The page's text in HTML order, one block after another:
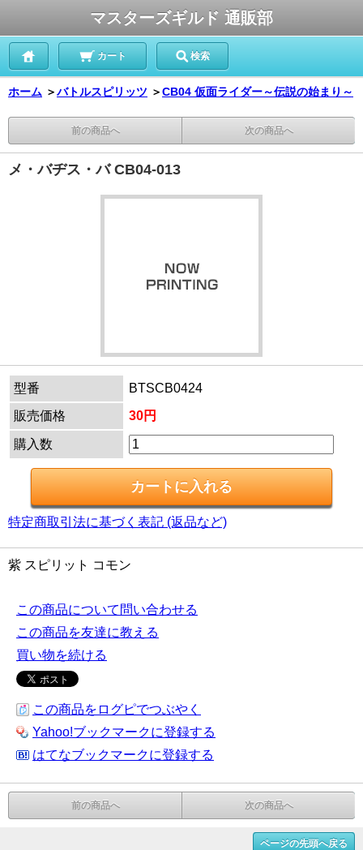
マスターズギルド 通販部
カート 検索
ホーム ＞バトルスピリッツ ＞CB04 仮面ライダー～伝説の始まり～
前の商品へ 次の商品へ
メ・バヂス・バ CB04-013
型番
BTSCB0424
販売価格
30円
購入数
特定商取引法に基づく表記 (返品など)
紫 スピリット コモン
この商品について問い合わせる
この商品を友達に教える
買い物を続ける
この商品をログピでつぶやく
Yahoo!ブックマークに登録する
はてなブックマークに登録する
前の商品へ 次の商品へ
ページの先頭へ戻る